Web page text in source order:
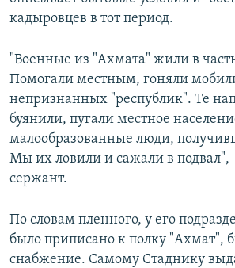
кадыровцев в тот период.
"Военные из "Ахмата" жили в
Помогали местным, гоняли
непризнанных "республик". Те
буянили, пугали местное
малообразованные люди,
Мы их ловили и сажали в подвал",
сержант.
По словам пленного, у его
было приписано к полку "Ахмат",
снабжение. Самому Стаднику